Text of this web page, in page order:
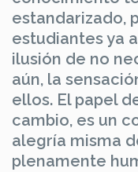
estandarizado,
estudiantes ya
ilusión de no
aún, la
ellos. El papel
cambio, es un
alegría misma
plenamente